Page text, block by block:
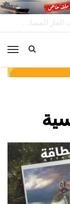
أرامكو للتجارة السعودية تبيع أغلى شحنة غاز مسال في تاريخها